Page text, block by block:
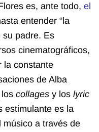
es, ante todo, el
entender “la
su padre. Es
cinematográficos,
la constante
de Alba
collages y los lyric
estimulante es la
músico a través de